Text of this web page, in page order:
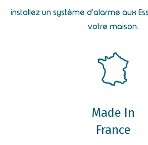
installez un système d’alarme aux
votre maison.
Made In
France